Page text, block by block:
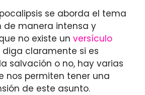
se aborda el tema
de manera intensa y
no existe un versículo
claramente si es
salvación o no, hay varias
nos permiten tener una
de este asunto.